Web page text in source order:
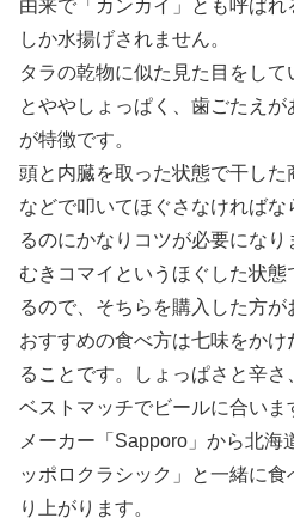
由来で「カンカイ」とも呼ば
しか水揚げされません。
タラの乾物に似た見た目をし
とややしょっぱく、歯ごたえ
が特徴です。
頭と内臓を取った状態で干し
などで叩いてほぐさなければ
るのにかなりコツが必要になり
むきコマイというほぐした状
るので、そちらを購入した方が
おすすめの食べ方は七味をか
ることです。しょっぱさと辛
ベストマッチでビールに合い
メーカー「Sapporo」から北海
ッポロクラシック」と一緒に
り上がります。